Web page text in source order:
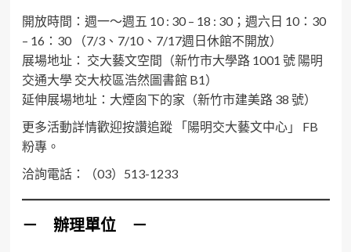
開放時間：週一～週五 10 : 30 – 18 : 30；週六日 10：30
– 16：30 （7/3、7/10、7/17週日休館不開放）
展場地址： 交大藝文空間（新竹市大學路 1001 號 陽明
交通大學 交大校區浩然圖書館 B1）
延伸展場地址：大煙囪下的家（新竹市建美路 38 號）
更多活動詳情歡迎按讚追蹤 「陽明交大藝文中心」 FB
粉專。
洽詢電話：（03）513-1233
－ 辦理單位 －